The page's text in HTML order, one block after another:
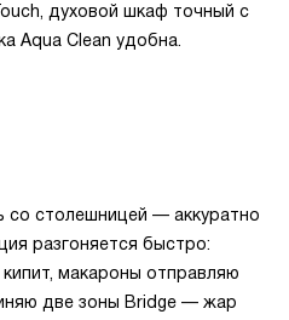
духовой шкаф точный с
Aqua Clean удобна.
со столешницей — аккуратно
разгоняется быстро:
макароны отправляю
две зоны Bridge — жар